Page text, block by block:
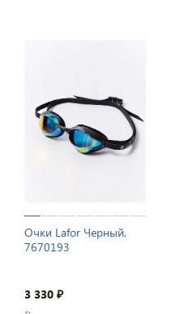
Очки Lafor Черный,
7670193
3 330 ₽